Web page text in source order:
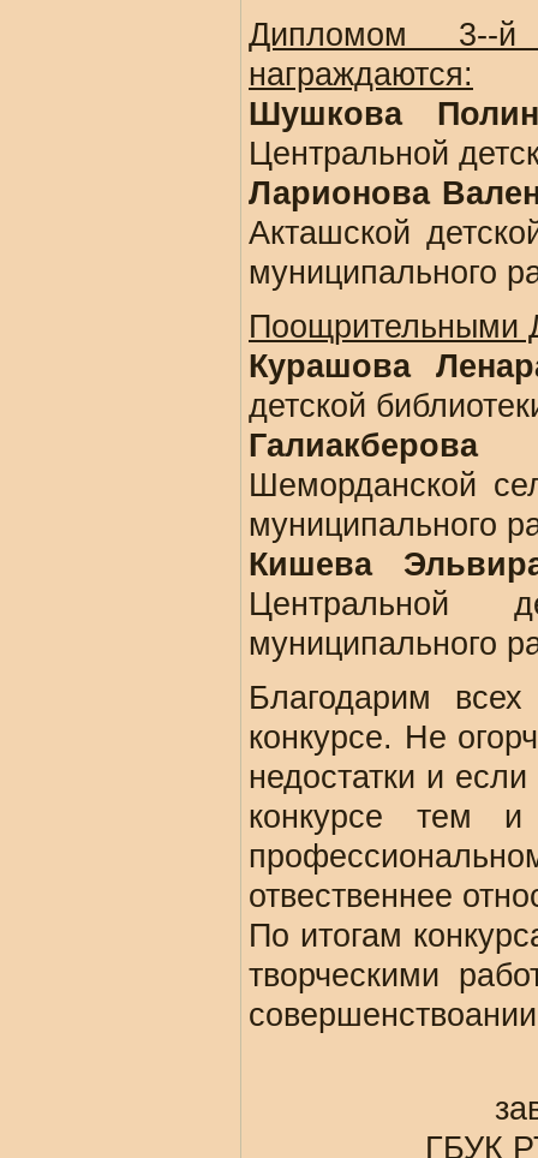
Дипломом 3--
награждаются:
Шушкова
Центральной
Ларионова
Акташской
муниципального
Поощрительными
Курашова
детской
Шеморданской
муниципального
Кишева
Центральной
муниципального
Благодарим
конкурсе. Не
недостатки и
конкурсе тем и
отвественнее
По итогам
творческими
ГБУК